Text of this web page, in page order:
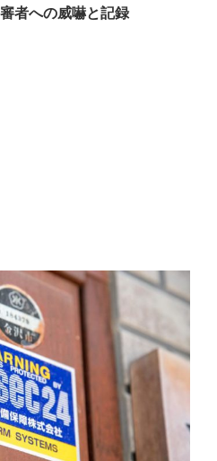
者への威嚇と記録